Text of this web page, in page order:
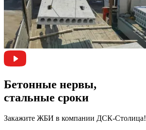
Бетонные нервы,
стальные сроки
Закажите ЖБИ в компании ДСК-Столица!